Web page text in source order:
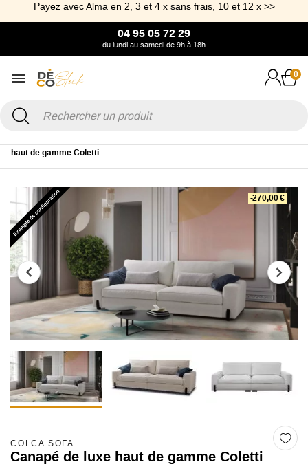
Payez avec Alma en 2, 3 et 4 x sans frais, 10 et 12 x >>
04 95 05 72 29
du lundi au samedi de 9h à 18h
0
haut de gamme Coletti
-270,00 €
COLCA SOFA
Canapé de luxe haut de gamme Coletti